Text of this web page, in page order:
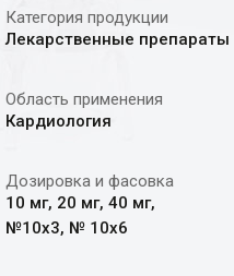
Категория продукции
Лекарственные препараты
Область применения
Кардиология
Дозировка и фасовка
10 мг, 20 мг, 40 мг,
№10х3, № 10х6